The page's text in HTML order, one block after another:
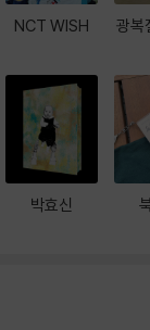
NCT WISH
박효신
광복